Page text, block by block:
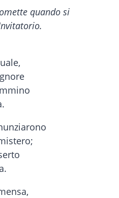
quando si